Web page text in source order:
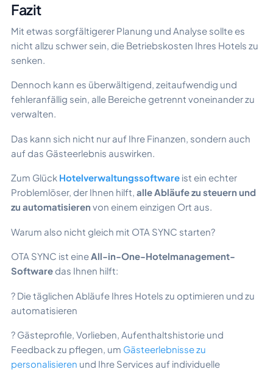
Fazit
Mit etwas sorgfältigerer Planung und Analyse sollte es
nicht allzu schwer sein, die Betriebskosten Ihres Hotels zu
senken.
Dennoch kann es überwältigend, zeitaufwendig und
fehleranfällig sein, alle Bereiche getrennt voneinander zu
verwalten.
Das kann sich nicht nur auf Ihre Finanzen, sondern auch
auf das Gästeerlebnis auswirken.
Zum Glück Hotelverwaltungssoftware ist ein echter
Problemlöser, der Ihnen hilft, alle Abläufe zu steuern und
zu automatisieren von einem einzigen Ort aus.
Warum also nicht gleich mit OTA SYNC starten?
OTA SYNC ist eineAll-in-One-Hotelmanagement-
Software das Ihnen hilft:
? Die täglichen Abläufe Ihres Hotels zu optimieren und zu
automatisieren
? Gästeprofile, Vorlieben, Aufenthaltshistorie und
Feedback zu pflegen, um Gästeerlebnisse zu
personalisieren und Ihre Services auf individuelle